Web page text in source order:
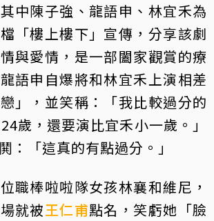
中陳子強、龍語申、林宜禾為
「樓上樓下」宣傳，分享該劇
與愛情，是一部闔家觀賞的療
語申自爆將和林宜禾上演相差
」，並笑稱：「我比較過分的
歲，還要演比宜禾小一歲。」
：「這真的有點過分。」
職棒啦啦隊女孩林襄和維尼，
就被王仁甫點名，笑虧她「臉